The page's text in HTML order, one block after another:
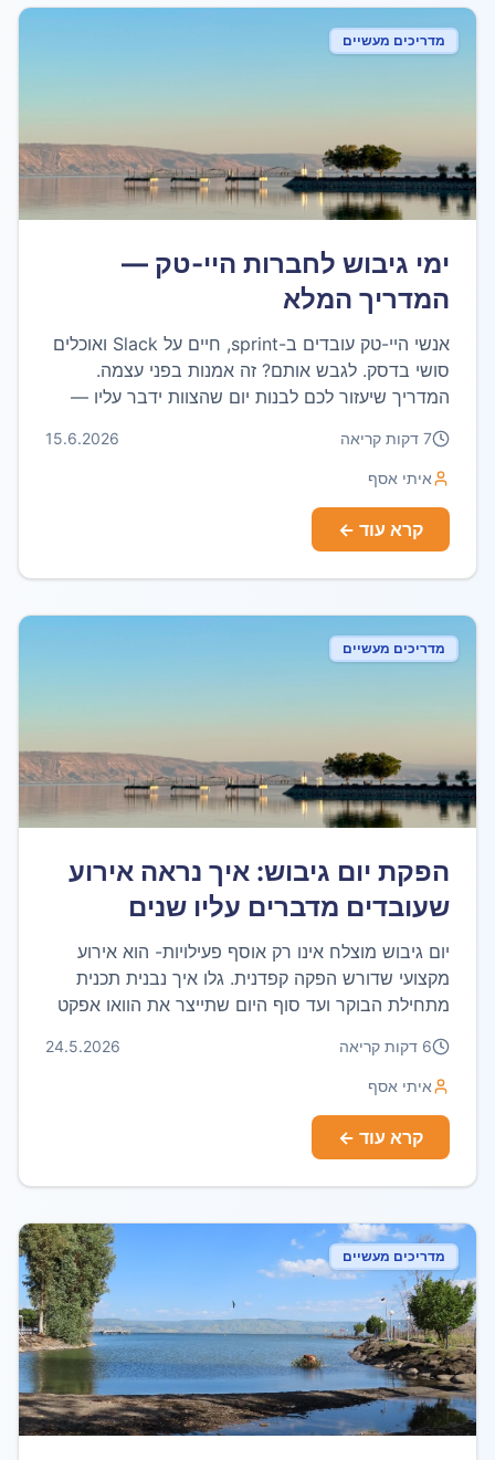
מדריכים מעשיים
ימי גיבוש לחברות היי-טק —
המדריך המלא
אנשי היי-טק עובדים ב-sprint, חיים על Slack ואוכלים
סושי בדסק. לגבש אותם? זה אמנות בפני עצמה.
המדריך שיעזור לכם לבנות יום שהצוות ידבר עליו —
7 דקות קריאה 15.6.2026
איתי אסף
קרא עוד ←
מדריכים מעשיים
הפקת יום גיבוש: איך נראה אירוע
שעובדים מדברים עליו שנים
יום גיבוש מוצלח אינו רק אוסף פעילויות- הוא אירוע
מקצועי שדורש הפקה קפדנית. גלו איך נבנית תכנית
מתחילת הבוקר ועד סוף היום שתייצר את הוואו אפקט
6 דקות קריאה 24.5.2026
איתי אסף
קרא עוד ←
מדריכים מעשיים